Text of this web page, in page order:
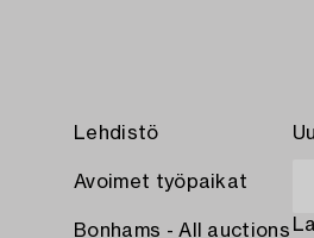
Lehdistö
Avoimet työpaikat
Bonhams - All auctions